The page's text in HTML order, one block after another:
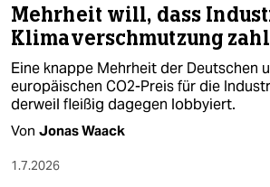
Mehrheit will, dass
Klimaverschmutzung
Eine knappe Mehrheit der Deutschen
europäischen CO2-Preis für die
derweil fleißig dagegen lobbyiert.
Von Jonas Waack
1.7.2026